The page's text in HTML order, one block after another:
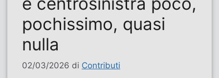
pochissimo, quasi
nulla
02/03/2026 di Contributi